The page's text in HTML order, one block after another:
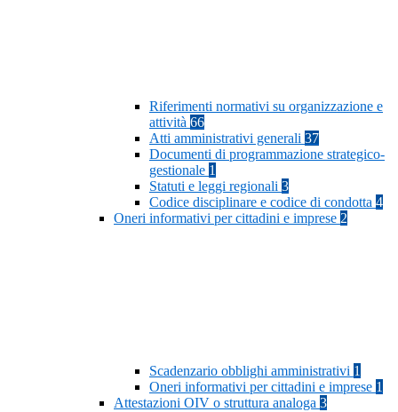
Riferimenti normativi su organizzazione e
attività 66
Atti amministrativi generali 37
Documenti di programmazione strategico-
gestionale 1
Statuti e leggi regionali 3
Codice disciplinare e codice di condotta 4
Oneri informativi per cittadini e imprese 2
Scadenzario obblighi amministrativi 1
Oneri informativi per cittadini e imprese 1
Attestazioni OIV o struttura analoga 3